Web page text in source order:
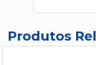
Produtos